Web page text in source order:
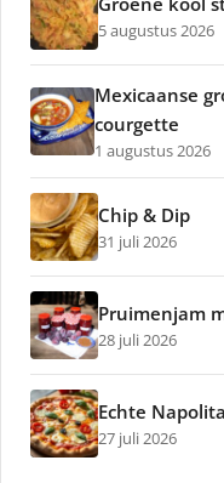
5 augustus 2026
Mexicaanse
courgette
1 augustus 2026
Chip & Dip
31 juli 2026
Pruimenjam
28 juli 2026
Echte
27 juli 2026